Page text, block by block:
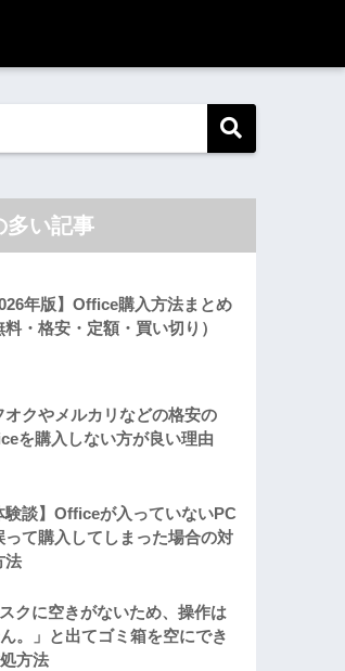
多い記事
年版】Office購入方法まとめ
料・格安・定額・買い切り）
オクやメルカリなどの格安の
を購入しない方が良い理由
験談】Officeが入っていないPC
って購入してしまった場合の対
法
クに空きがないため、操作は
。」と出てゴミ箱を空にでき
方法